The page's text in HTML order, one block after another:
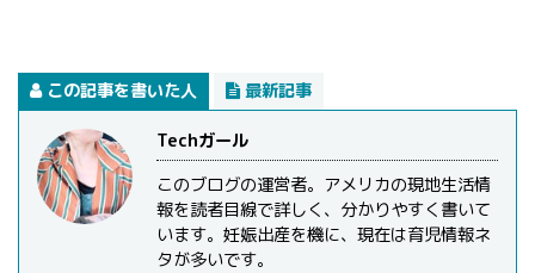
この記事を書いた人 最新記事
Techガール
このブログの運営者。アメリカの現地生活情
報を読者目線で詳しく、分かりやすく書いて
います。妊娠出産を機に、現在は育児情報ネ
タが多いです。